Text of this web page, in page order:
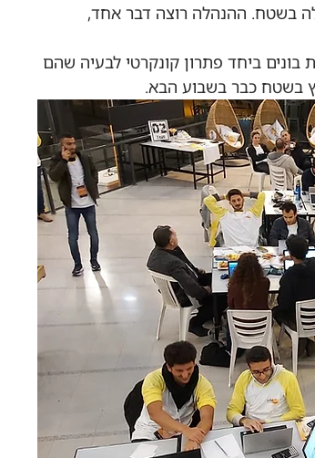
בשטח. ההנהלה רוצה דבר אחד,
ביחד פתרון קונקרטי לבעיה שהם
בשטח כבר בשבוע הבא.